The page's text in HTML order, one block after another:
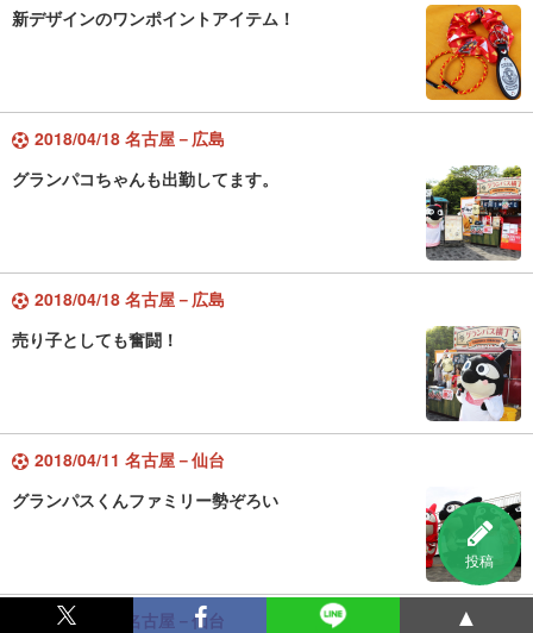
投稿
新デザインのワンポイントアイテム！
2018/04/18 名古屋－広島
グランパコちゃんも出勤してます。
2018/04/18 名古屋－広島
売り子としても奮闘！
2018/04/11 名古屋－仙台
グランパスくんファミリー勢ぞろい
2018/04/11 名古屋－仙台 ▲